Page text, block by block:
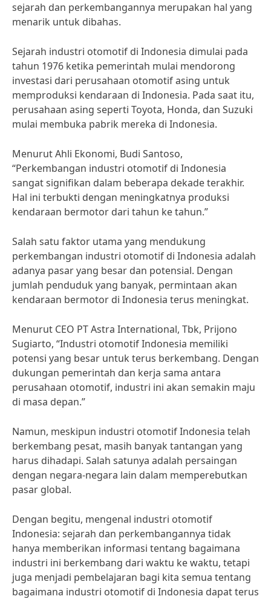
sejarah dan perkembangannya merupakan hal yang
menarik untuk dibahas.
Sejarah industri otomotif di Indonesia dimulai pada
tahun 1976 ketika pemerintah mulai mendorong
investasi dari perusahaan otomotif asing untuk
memproduksi kendaraan di Indonesia. Pada saat itu,
perusahaan asing seperti Toyota, Honda, dan Suzuki
mulai membuka pabrik mereka di Indonesia.
Menurut Ahli Ekonomi, Budi Santoso,
“Perkembangan industri otomotif di Indonesia
sangat signifikan dalam beberapa dekade terakhir.
Hal ini terbukti dengan meningkatnya produksi
kendaraan bermotor dari tahun ke tahun.”
Salah satu faktor utama yang mendukung
perkembangan industri otomotif di Indonesia adalah
adanya pasar yang besar dan potensial. Dengan
jumlah penduduk yang banyak, permintaan akan
kendaraan bermotor di Indonesia terus meningkat.
Menurut CEO PT Astra International, Tbk, Prijono
Sugiarto, “Industri otomotif Indonesia memiliki
potensi yang besar untuk terus berkembang. Dengan
dukungan pemerintah dan kerja sama antara
perusahaan otomotif, industri ini akan semakin maju
di masa depan.”
Namun, meskipun industri otomotif Indonesia telah
berkembang pesat, masih banyak tantangan yang
harus dihadapi. Salah satunya adalah persaingan
dengan negara-negara lain dalam memperebutkan
pasar global.
Dengan begitu, mengenal industri otomotif
Indonesia: sejarah dan perkembangannya tidak
hanya memberikan informasi tentang bagaimana
industri ini berkembang dari waktu ke waktu, tetapi
juga menjadi pembelajaran bagi kita semua tentang
bagaimana industri otomotif di Indonesia dapat terus